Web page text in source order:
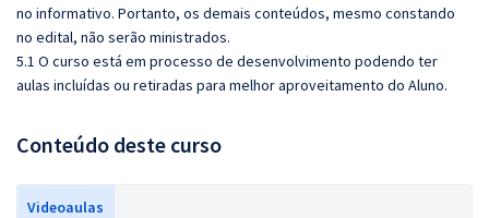
no informativo. Portanto, os demais conteúdos, mesmo constando
no edital, não serão ministrados.
5.1 O curso está em processo de desenvolvimento podendo ter
aulas incluídas ou retiradas para melhor aproveitamento do Aluno.
Conteúdo deste curso
Videoaulas